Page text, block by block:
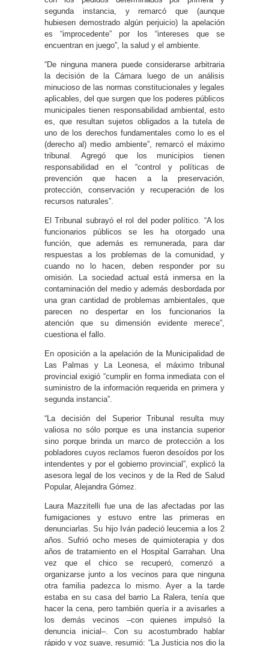
segunda instancia, y remarcó que (aunque
hubiesen demostrado algún perjuicio) la apelación
es “improcedente” por los “intereses que se
encuentran en juego”, la salud y el ambiente.
“De ninguna manera puede considerarse arbitraria
la decisión de la Cámara luego de un análisis
minucioso de las normas constitucionales y legales
aplicables, del que surgen que los poderes públicos
municipales tienen responsabilidad ambiental, esto
es, que resultan sujetos obligados a la tutela de
uno de los derechos fundamentales como lo es el
(derecho al) medio ambiente”, remarcó el máximo
tribunal. Agregó que los municipios tienen
responsabilidad en el “control y políticas de
prevención que hacen a la preservación,
protección, conservación y recuperación de los
recursos naturales”.
El Tribunal subrayó el rol del poder político. “A los
funcionarios públicos se les ha otorgado una
función, que además es remunerada, para dar
respuestas a los problemas de la comunidad, y
cuando no lo hacen, deben responder por su
omisión. La sociedad actual está inmersa en la
contaminación del medio y además desbordada por
una gran cantidad de problemas ambientales, que
parecen no despertar en los funcionarios la
atención que su dimensión evidente merece”,
cuestiona el fallo.
En oposición a la apelación de la Municipalidad de
Las Palmas y La Leonesa, el máximo tribunal
provincial exigió “cumplir en forma inmediata con el
suministro de la información requerida en primera y
segunda instancia”.
“La decisión del Superior Tribunal resulta muy
valiosa no sólo porque es una instancia superior
sino porque brinda un marco de protección a los
pobladores cuyos reclamos fueron desoídos por los
intendentes y por el gobierno provincial”, explicó la
asesora legal de los vecinos y de la Red de Salud
Popular, Alejandra Gómez.
Laura Mazzitelli fue una de las afectadas por las
fumigaciones y estuvo entre las primeras en
denunciarlas. Su hijo Iván padeció leucemia a los 2
años. Sufrió ocho meses de quimioterapia y dos
años de tratamiento en el Hospital Garrahan. Una
vez que el chico se recuperó, comenzó a
organizarse junto a los vecinos para que ninguna
otra familia padezca lo mismo. Ayer a la tarde
estaba en su casa del barrio La Ralera, tenía que
hacer la cena, pero también quería ir a avisarles a
los demás vecinos –con quienes impulsó la
denuncia inicial–. Con su acostumbrado hablar
rápido y voz suave, resumió: “La Justicia nos dio la